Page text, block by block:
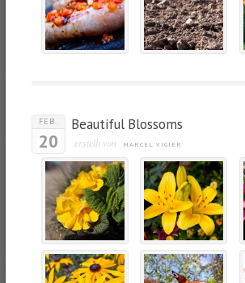
FEB.
20
Beautiful Blossoms
erstellt von MARCEL VIGIER